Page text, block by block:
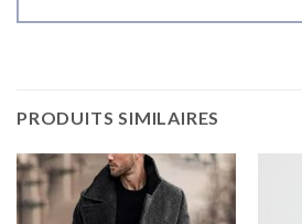
PRODUITS SIMILAIRES